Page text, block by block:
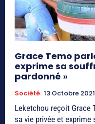
Grace Temo
exprime sa
pardonné »
Société 13 Octobre 2021
Leketchou reçoit Grace
sa vie privée et